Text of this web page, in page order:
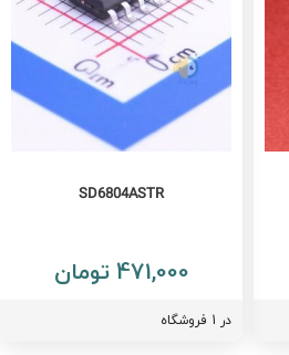
SD6804ASTR
471,000 تومان